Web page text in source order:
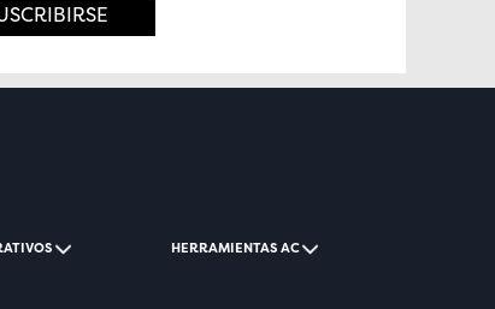
HERRAMIENTAS AC